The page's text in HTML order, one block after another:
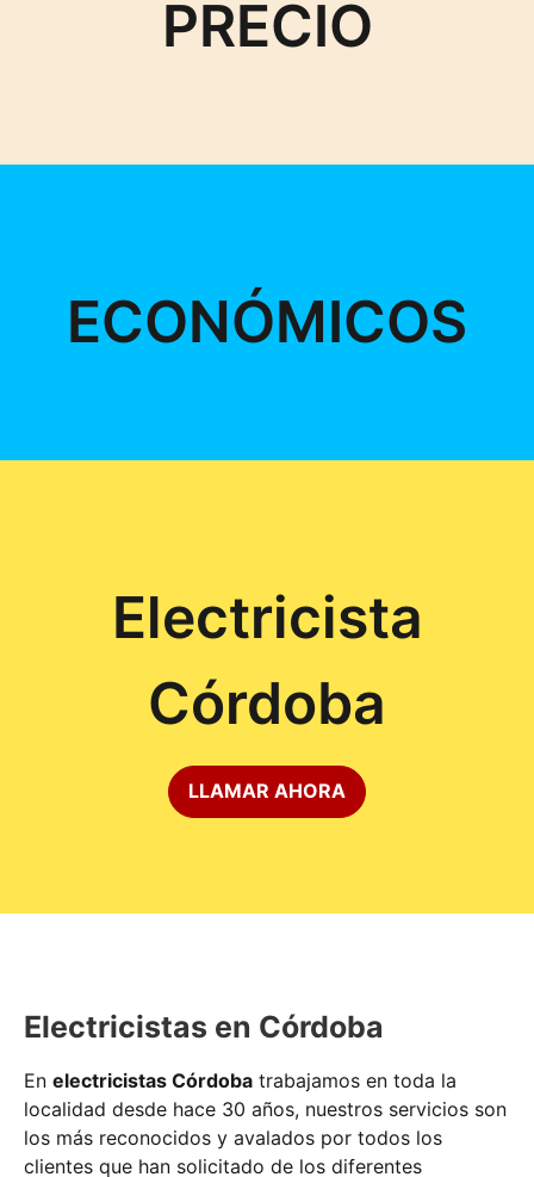
PRECIO
ECONÓMICOS
Electricista
Córdoba
LLAMAR AHORA
Electricistas en Córdoba
En electricistas Córdoba trabajamos en toda la
localidad desde hace 30 años, nuestros servicios son
los más reconocidos y avalados por todos los
clientes que han solicitado de los diferentes